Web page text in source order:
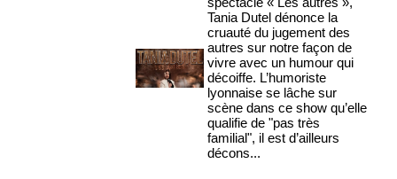
Tania Dutel dénonce la
cruauté du jugement des
autres sur notre façon de
vivre avec un humour qui
décoiffe. L’humoriste
lyonnaise se lâche sur
scène dans ce show qu’elle
qualifie de "pas très
familial", il est d’ailleurs
décons...